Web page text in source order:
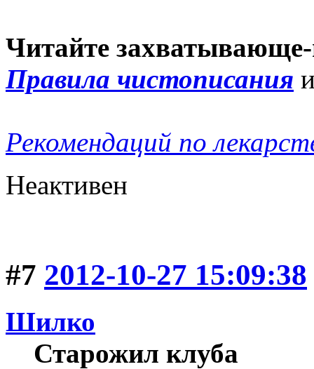
Читайте
Правила чистописания
Рекомендаций по
Неактивен
#7 2012-10-27 15:09:38
Шилко
Старожил клуба